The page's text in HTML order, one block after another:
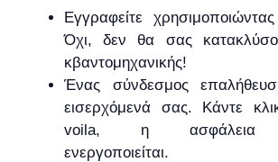
Εγγραφείτε
Όχι, δεν θα σας
κβαντομηχανικής!
Ένας σύνδεσμος
εισερχόμενά σας. Κάντε
voila, η ασφάλεια
ενεργοποιείται.